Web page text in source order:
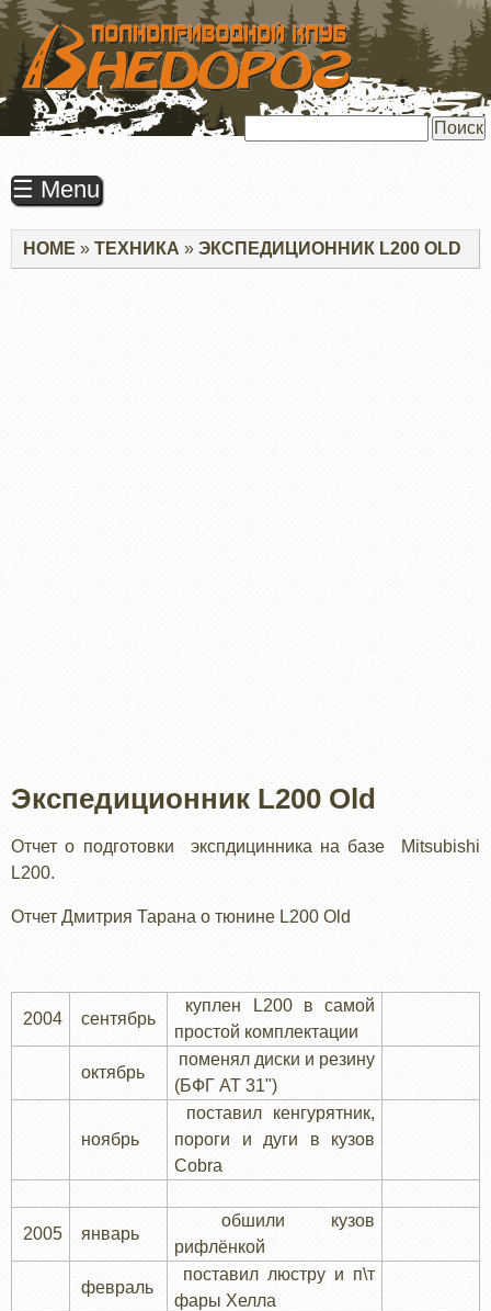
ПЕРЕЙТИ
ОСНОВНОМУ
СОДЕРЖАНИЮ
☰ Menu
Строка
навигации
HOME ТЕХНИКА ЭКСПЕДИЦИОННИК L200 OLD
Экспедиционник L200 Old
Отчет о подготовки экспдицинника на базе Mitsubishi
L200.
Отчет Дмитрия Тарана о тюнине L200 Old
2004 сентябрь
куплен L200 в самой
простой комплектации
октябрь
поменял диски и резину
(БФГ АТ 31")
ноябрь
поставил кенгурятник,
пороги и дуги в кузов
Cobra
2005 январь
обшили кузов
рифлёнкой
февраль
поставил люстру и п\т
фары Хелла